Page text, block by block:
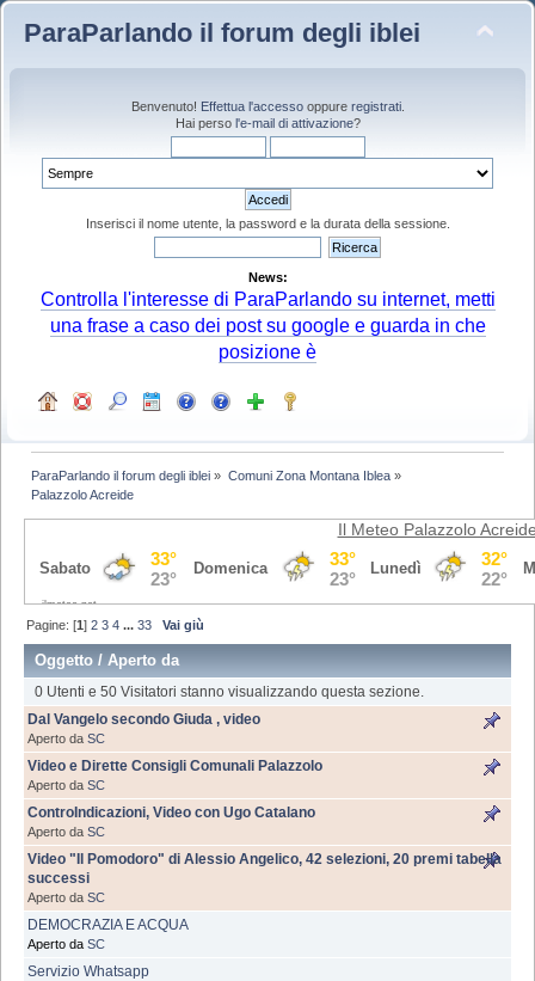
ParaParlando il forum degli iblei
Benvenuto! Effettua l'accessooppure registrati.
Hai perso l'e-mail di attivazione?
Inserisci il nome utente, la password e la durata della sessione.
News:
Controlla l'interesse di ParaParlando su internet, metti
una frase a caso dei post su google e guarda in che
posizione è
ParaParlando il forum degli iblei » Comuni Zona Montana Iblea»
Palazzolo Acreide
Il Meteo Palazzolo
Pagine: [1]2 3 4 ...33 Vai giù
Oggetto /Aperto da
0 Utenti e 50 Visitatori stanno visualizzando questa sezione.
Dal Vangelo secondo Giuda , video
Aperto da SC
Video e Dirette Consigli Comunali Palazzolo
Aperto da SC
ControIndicazioni, Video con Ugo Catalano
Aperto da SC
Video "Il Pomodoro" di Alessio Angelico, 42 selezioni, 20 premi tabella
successi
Aperto da SC
DEMOCRAZIA E ACQUA
Aperto da SC
Servizio Whatsapp